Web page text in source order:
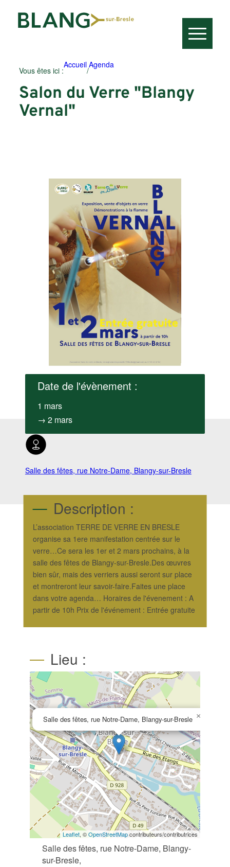
Vous êtes ici :
Accueil
/
Agenda
Salon du Verre "Blangy
Vernal"
Date de l'évènement :
1 mars
→ 2 mars
Salle des fêtes, rue Notre-Dame, Blangy-sur-Bresle
Description :
L’association TERRE DE VERRE EN BRESLE
organise sa 1ere manifestation centrée sur le
verre…Ce sera les 1er et 2 mars prochains, à la
salle des fêtes de Blangy-sur-Bresle.Des œuvres
bien sûr, mais des verriers aussi seront sur place
et montreront leur savoir-faire.Faites une place
dans votre agenda… Horaires de l'évenement : A
partir de 10h Prix de l'événement : Entrée gratuite
Lieu :
Salle des fêtes, rue Notre-Dame, Blangy-sur-Bresle ×
Leaflet, ©OpenStreetMapcontributeurs/contributrices
Salle des fêtes, rue Notre-Dame, Blangy-
sur-Bresle,